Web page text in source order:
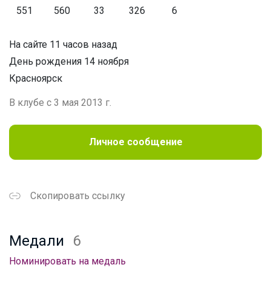
551 560 33 326 6
На сайте 11 часов назад
День рождения 14 ноября
Красноярск
В клубе с 3 мая 2013 г.
Личное сообщение
Скопировать ссылку
Медали 6
Номинировать на медаль